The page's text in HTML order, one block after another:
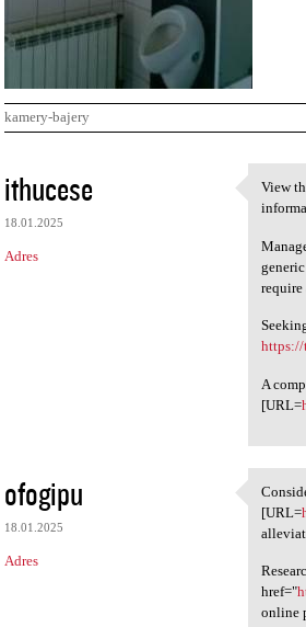
kamery-bajery
K
o
m
e
ithucese
18.01.2025
Adres
View
View
require
A
[URL=
ofogipu
18.01.2025
Adres
[URL=
href="
online